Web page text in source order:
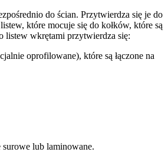
do ścian. Przytwierdza się je do
które mocuje się do kołków, które są
listew wkrętami przytwierdza się:
oprofilowane), które są łączone na
lub laminowane.